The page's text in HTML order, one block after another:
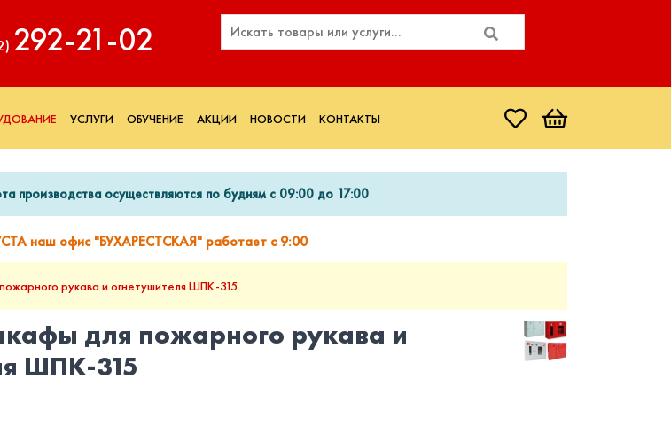
292‑21‑02
УСЛУГИ ОБУЧЕНИЕ АКЦИИ НОВОСТИ КОНТАКТЫ
производства осуществляются по будням с 09:00 до 17:00
наш офис "БУХАРЕСТСКАЯ" работает с 9:00
рукава и огнетушителя ШПК-315
для пожарного рукава и
ШПК-315